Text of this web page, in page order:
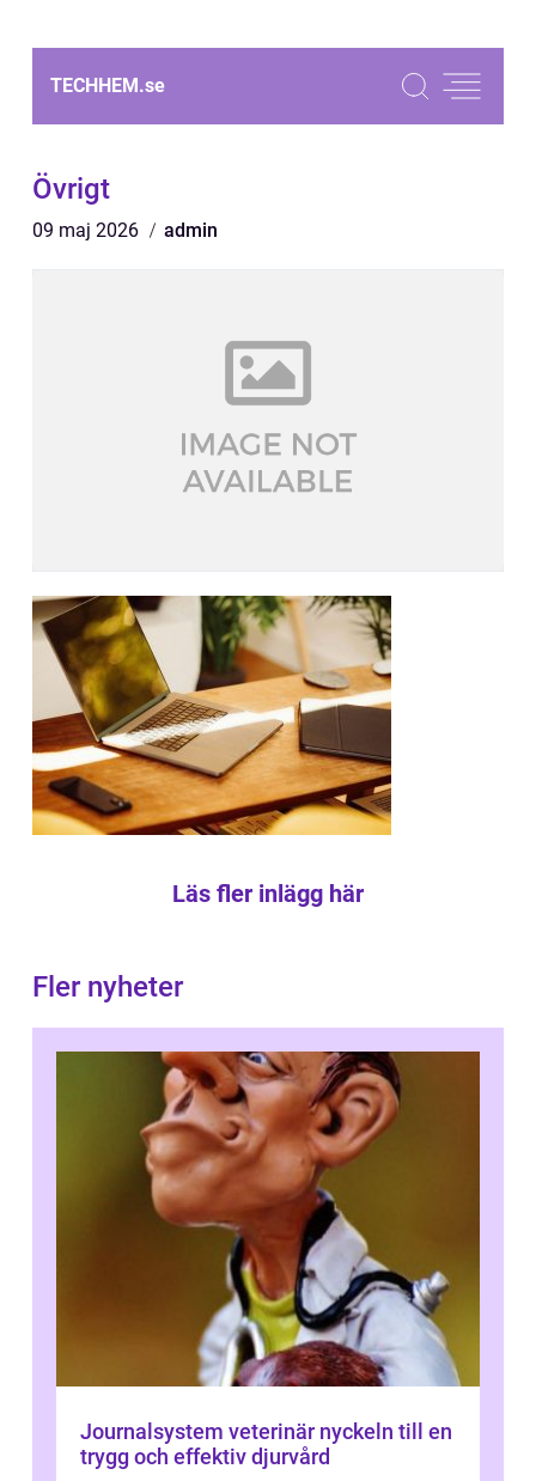
TECHHEM.se
Övrigt
09 maj 2026 admin
Läs fler inlägg här
Fler nyheter
Journalsystem veterinär nyckeln till en
trygg och effektiv djurvård